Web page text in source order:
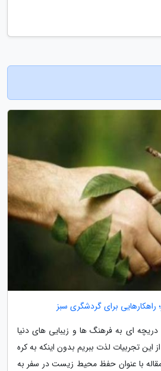
برای گردشگری سبز
دریچه ای به فرهنگ ها و زیبایی های دنیا
این تجربیات لذت ببریم بدون اینکه به کره
با عنوان حفظ محیط زیست در سفر به